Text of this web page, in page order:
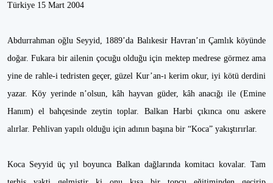
Türkiye 15 Mart 2004
Abdurrahman oğlu Seyyid, 1889’da Balıkesir Havran’ın Çamlık köyünde
doğar. Fukara bir ailenin çocuğu olduğu için mektep medrese görmez ama
yine de rahle-i tedristen geçer, güzel Kur’an-ı kerim okur, iyi kötü derdini
yazar. Köy yerinde n’olsun, kâh hayvan güder, kâh anacığı ile (Emine
Hanım) el bahçesinde zeytin toplar. Balkan Harbi çıkınca onu askere
alırlar. Pehlivan yapılı olduğu için adının başına bir “Koca” yakıştırırlar.
Koca Seyyid üç yıl boyunca Balkan dağlarında komitacı kovalar. Tam